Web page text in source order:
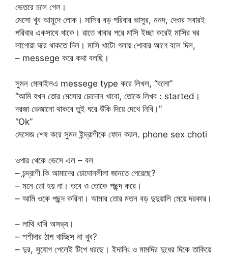
ভেতরে চলে গেল।
মেসো খুব আমুদে লোক। মাসির বড় পরিবার ভাসুর, ননদ, দেওর সবারই
পরিবার একসাথে থাকে। রাতে খাবার পরে মাসি ইচ্ছা করেই মাসির ঘর
লাগোয়া ঘরে থাকতে দিল। মাসি খাটো গলায় শোবার আগে বলে দিল,
– messege করে কথা বলছি।
সুমন মোবাইলএ messege type করে লিখল, “বলো”
“আমি যখন তোর মেসোর চোদোন খাবো, তোকে লিখব : started।
দরজা ভেজানো থাকবে তুই ঘরে উঁকি দিয়ে দেখে নিবি।”
“Ok”
মেসেজ শেষ করে সুমন ইন্দ্রাণীকে ফোন করল. phone sex choti
ওপার থেকে ভেসে এল – বল
– চন্দ্রাণী কি আমাদের চোদোনলীলা জানতে পেরেছে?
– মনে তো হয় না। তবে ও তোকে পছন্দ করে।
– আমি ওকে পছন্দ করিনা। আমার তোর মতন বড় দুদুয়ালি মেয়ে দরকার।
– লাথি খাবি অসভ্য।
– শশীদার ঠাপ খাচ্ছিস না খুব?
– দুর, সুযোগ পেলেই টিপে ধরছে। ইদানিং ও মামদির দুধের দিকে তাকিয়ে